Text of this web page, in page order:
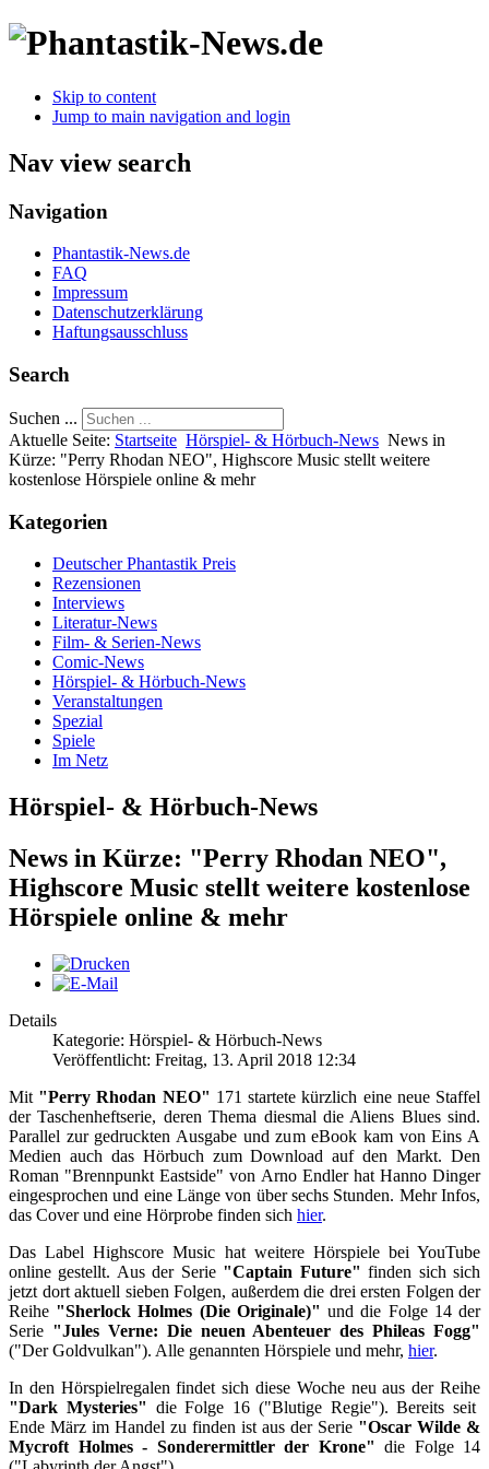
Skip to content
Jump to main navigation and login
Nav view search
Navigation
Phantastik-News.de
FAQ
Impressum
Datenschutzerklärung
Haftungsausschluss
Search
Suchen ...
Aktuelle Seite: Startseite Hörspiel- & Hörbuch-News News in
Kürze: "Perry Rhodan NEO", Highscore Music stellt weitere
kostenlose Hörspiele online & mehr
Kategorien
Deutscher Phantastik Preis
Rezensionen
Interviews
Literatur-News
Film- & Serien-News
Comic-News
Hörspiel- & Hörbuch-News
Veranstaltungen
Spezial
Spiele
Im Netz
Hörspiel- & Hörbuch-News
News in Kürze: "Perry Rhodan NEO",
Highscore Music stellt weitere kostenlose
Hörspiele online & mehr
Details
Kategorie: Hörspiel- & Hörbuch-News
Veröffentlicht: Freitag, 13. April 2018 12:34
Mit "Perry Rhodan NEO" 171 startete kürzlich eine neue Staffel
der Taschenheftserie, deren Thema diesmal die Aliens Blues sind.
Parallel zur gedruckten Ausgabe und zum eBook kam von Eins A
Medien auch das Hörbuch zum Download auf den Markt. Den
Roman "Brennpunkt Eastside" von Arno Endler hat Hanno Dinger
eingesprochen und eine Länge von über sechs Stunden. Mehr Infos,
das Cover und eine Hörprobe finden sich hier.
Das Label Highscore Music hat weitere Hörspiele bei YouTube
online gestellt. Aus der Serie"Captain Future" finden sich sich
jetzt dort aktuell sieben Folgen, außerdem die drei ersten Folgen der
Reihe "Sherlock Holmes (Die Originale)" und die Folge 14 der
Serie "Jules Verne: Die neuen Abenteuer des Phileas Fogg"
("Der Goldvulkan"). Alle genannten Hörspiele und mehr, hier.
In den Hörspielregalen findet sich diese Woche neu aus der Reihe
"Dark Mysteries" die Folge 16 ("Blutige Regie"). Bereits seit
Ende März im Handel zu finden ist aus der Serie "Oscar Wilde &
Mycroft Holmes - Sonderermittler der Krone" die Folge 14